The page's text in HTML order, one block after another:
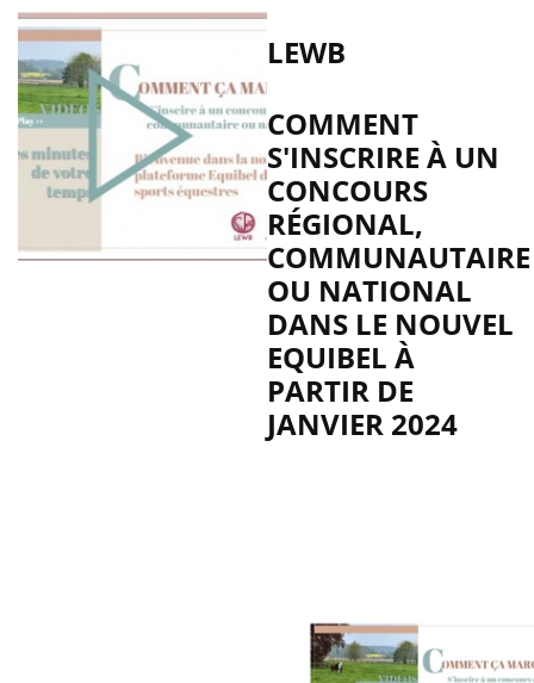
LEWB
COMMENT
S'INSCRIRE À UN
CONCOURS
RÉGIONAL,
COMMUNAUTAIRE
OU NATIONAL
DANS LE NOUVEL
EQUIBEL À
PARTIR DE
JANVIER 2024